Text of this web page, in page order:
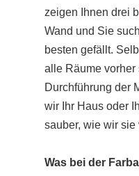
zeigen Ihnen drei
Wand und Sie
besten gefällt.
alle Räume vorher
Durchführung der
wir Ihr Haus oder
sauber, wie wir
Was bei der